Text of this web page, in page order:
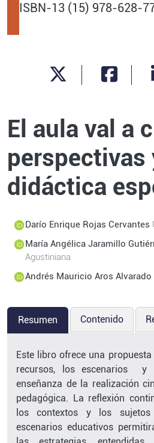
ISBN-13 (15) 978-628-
El aula val a
perspectivas
didáctica
Darío Enrique Rojas Cervantes
María Angélica Jaramillo
Agustiniana
Andrés Mauricio Aros Alvarado
Resumen Contenido
Este libro ofrece una
recursos, los escenarios y
enseñanza de la realización
pedagógica. La reflexión
los contextos y los
escenarios educativos